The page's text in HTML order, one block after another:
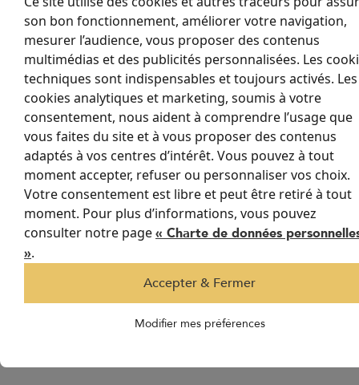
consommation inutile en énergie d'éclairage. Pourquoi allumer
une lumière artificielle de plus en plus coûteuse, quand la lumière
naturelle est disponible en abondance et gratuitement ?
Il existe toutefois des postes de dépense en énergie plus
coûteux que l'éclairage : le chauffage et, le cas échéant, la
climatisation. Or, le puits de lumière risque de favoriser la
surchauffe de la pièce en été.
Quels sont les
inconvénients des puits de
lumière ?
C’est le principal inconvénient des grandspuits de lumière
mal protégés en été
risque de faire augmenter latempérature ambiante
son bon fonctionnement, améliorer votre navigation,
mesurer l’audience, vous proposer des contenus
multimédias et des publicités personnalisées. Les
techniques sont indispensables et toujours activés. Les
cookies analytiques et marketing, soumis à votre
consentement, nous aident à comprendre l’usage que
vous faites du site et à vous proposer des contenus
adaptés à vos centres d’intérêt. Vous pouvez à tout
moment accepter, refuser ou personnaliser vos choix.
Votre consentement est libre et peut être retiré à tout
moment. Pour plus d’informations, vous pouvez
consulter notre page« Charte de données
».
Accepter & Fermer
Modifier mes préférences